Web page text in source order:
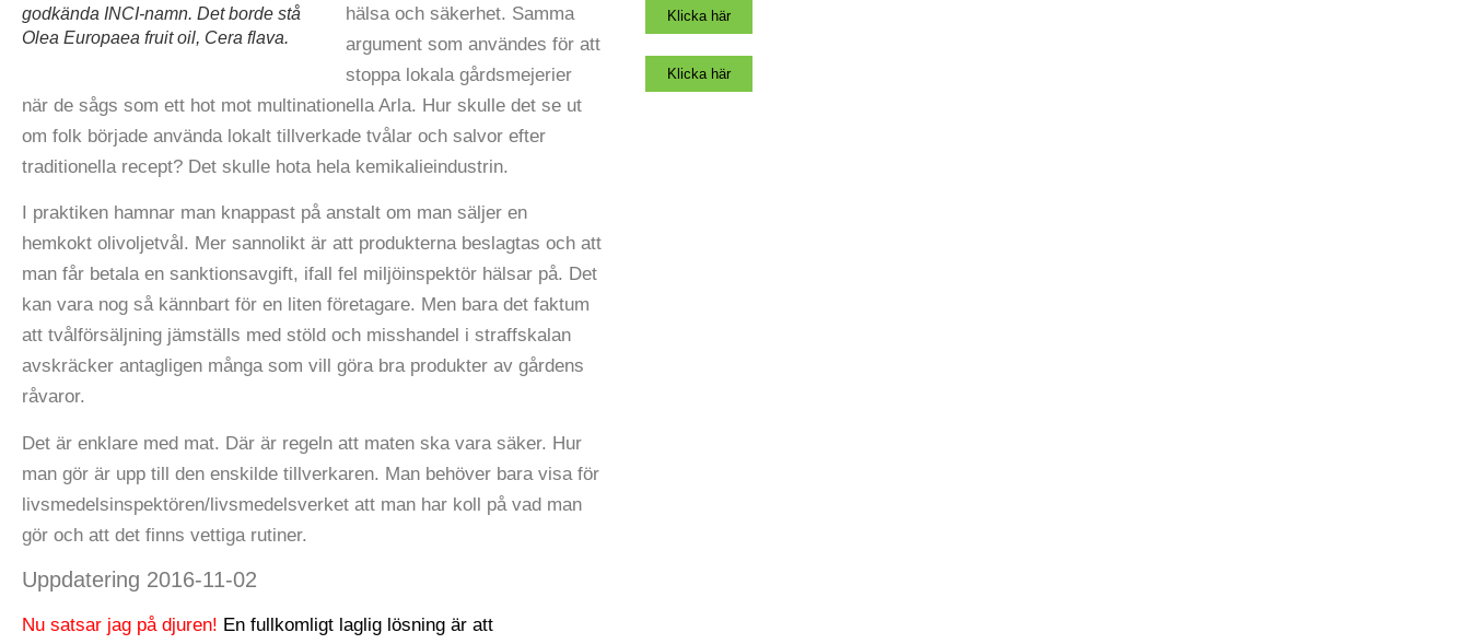
godkända INCI-namn. Det borde stå
Olea Europaea fruit oil, Cera flava.
hälsa och säkerhet. Samma
argument som användes för att
stoppa lokala gårdsmejerier
när de sågs som ett hot mot multinationella Arla. Hur skulle det se ut
om folk började använda lokalt tillverkade tvålar och salvor efter
traditionella recept? Det skulle hota hela kemikalieindustrin.
I praktiken hamnar man knappast på anstalt om man säljer en
hemkokt olivoljetvål. Mer sannolikt är att produkterna beslagtas och att
man får betala en sanktionsavgift, ifall fel miljöinspektör hälsar på. Det
kan vara nog så kännbart för en liten företagare. Men bara det faktum
att tvålförsäljning jämställs med stöld och misshandel i straffskalan
avskräcker antagligen många som vill göra bra produkter av gårdens
råvaror.
Det är enklare med mat. Där är regeln att maten ska vara säker. Hur
man gör är upp till den enskilde tillverkaren. Man behöver bara visa för
livsmedelsinspektören/livsmedelsverket att man har koll på vad man
gör och att det finns vettiga rutiner.
Uppdatering 2016-11-02
Nu satsar jag på djuren! En fullkomligt laglig lösning är att
Klicka här
Klicka här